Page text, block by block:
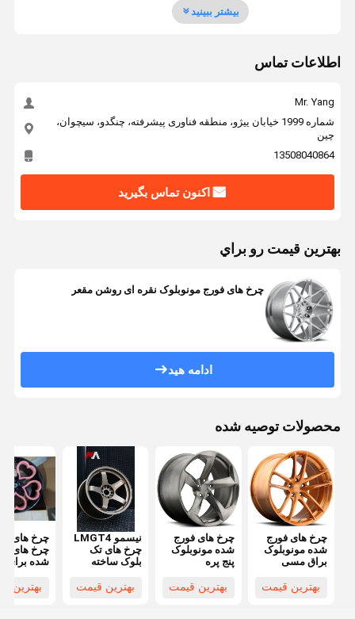
بیشتر ببینید
اطلاعات تماس
Mr. Yang
شماره 1999 خیابان ییژو، منطقه فناوری پیشرفته، چنگدو، سیچوان،
چین
13508040864
اکنون تماس بگیرید
بهترين قيمت رو براي
چرخ های فورج مونوبلوک نقره ای روشن مقعر
ادامه هید
محصولات توصیه شده
چرخ های فورج
شده مونوبلوک
براق مسی
بهترین قیمت
چرخ های فورج
شده مونوبلوک
پنج پره
بهترین قیمت
نيسمو LMGT4
چرخ های تک
بلوک ساخته
GTR R32 R33
بهترین قیمت
چرخ های
چرخ های
شده برای
بهترین